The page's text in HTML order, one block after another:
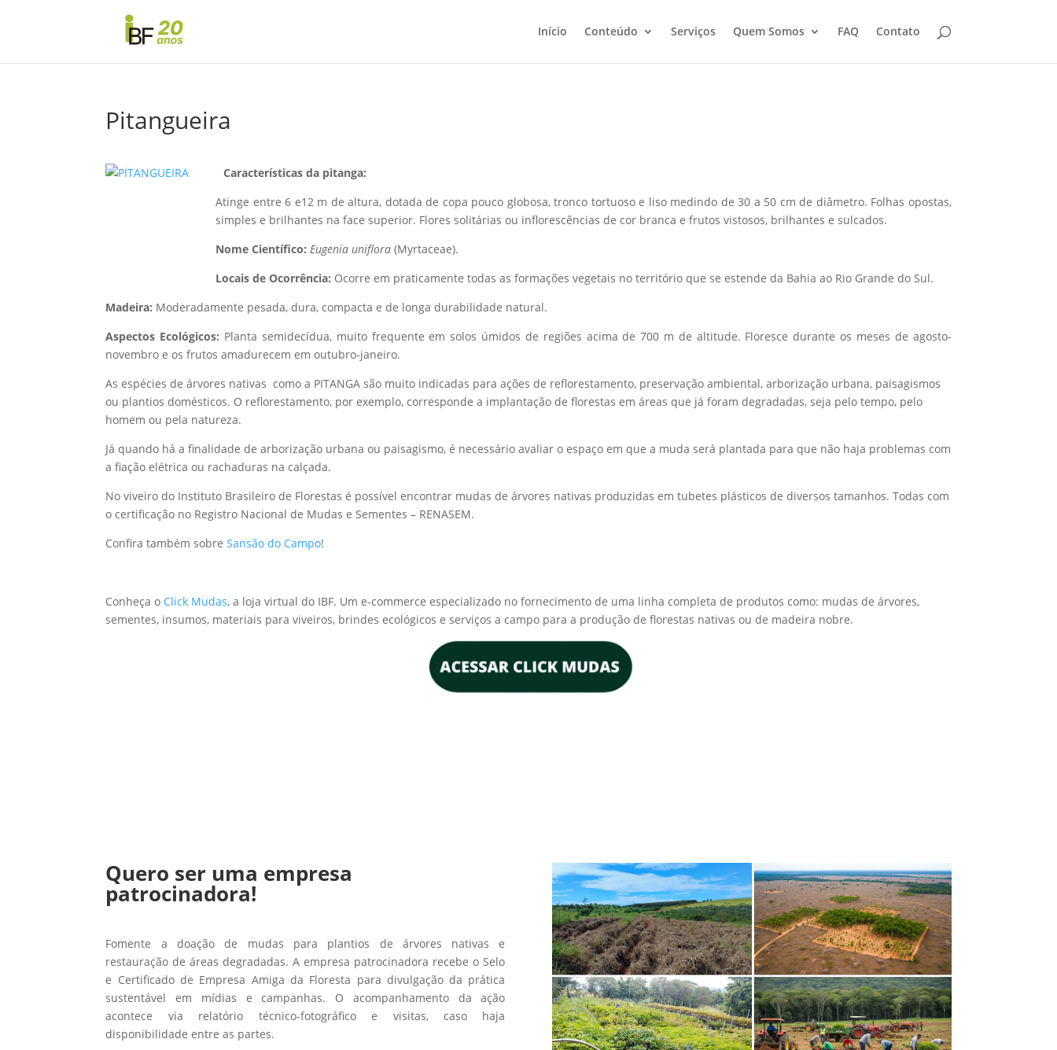
Início Conteúdo Serviços Quem Somos FAQ Contato
Pitangueira
Características da pitanga:
Atinge entre 6 e12 m de altura, dotada de copa pouco globosa, tronco tortuoso e liso medindo de 30 a 50 cm de diâmetro. Folhas opostas,
simples e brilhantes na face superior. Flores solitárias ou inflorescências de cor branca e frutos vistosos, brilhantes e sulcados.
Nome Científico: Eugenia uniflora(Myrtaceae).
Locais de Ocorrência: Ocorre em praticamente todas as formações vegetais no território que se estende da Bahia ao Rio Grande do Sul.
Madeira: Moderadamente pesada, dura, compacta e de longa durabilidade natural.
Aspectos Ecológicos: Planta semidecídua, muito frequente em solos úmidos de regiões acima de 700 m de altitude. Floresce durante os meses de agosto-
novembro e os frutos amadurecem em outubro-janeiro.
As espécies de árvores nativas como a PITANGA são muito indicadas para ações de reflorestamento, preservação ambiental, arborização urbana, paisagismos
ou plantios domésticos. O reflorestamento, por exemplo, corresponde a implantação de florestas em áreas que já foram degradadas, seja pelo tempo, pelo
homem ou pela natureza.
Já quando há a finalidade de arborização urbana ou paisagismo, é necessário avaliar o espaço em que a muda será plantada para que não haja problemas com
a fiação elétrica ou rachaduras na calçada.
No viveiro do Instituto Brasileiro de Florestas é possível encontrar mudas de árvores nativas produzidas em tubetes plásticos de diversos tamanhos. Todas com
o certificação no Registro Nacional de Mudas e Sementes – RENASEM.
Confira também sobreSansão do Campo!
Conheça o Click Mudas, a loja virtual do IBF. Um e-commerce especializado no fornecimento de uma linha completa de produtos como: mudas de árvores,
sementes, insumos, materiais para viveiros, brindes ecológicos e serviços a campo para a produção de florestas nativas ou de madeira nobre.
Quero ser uma empresa
patrocinadora!
Fomente a doação de mudas para plantios de árvores nativas e
restauração de áreas degradadas. A empresa patrocinadora recebe o Selo
e Certificado de Empresa Amiga da Floresta para divulgação da prática
sustentável em mídias e campanhas. O acompanhamento da ação
acontece via relatório técnico-fotográfico e visitas, caso haja
disponibilidade entre as partes.